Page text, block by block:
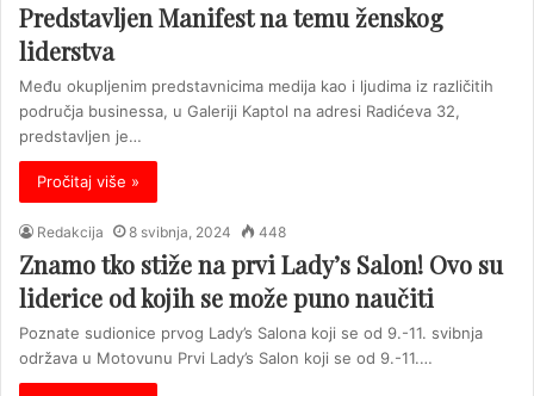
Predstavljen Manifest na temu ženskog
liderstva
Među okupljenim predstavnicima medija kao i ljudima iz različitih
područja businessa, u Galeriji Kaptol na adresi Radićeva 32,
predstavljen je…
Pročitaj više »
Redakcija 8 svibnja, 2024 448
Znamo tko stiže na prvi Lady’s Salon! Ovo su
liderice od kojih se može puno naučiti
Poznate sudionice prvog Lady’s Salona koji se od 9.-11. svibnja
održava u Motovunu Prvi Lady’s Salon koji se od 9.-11.…